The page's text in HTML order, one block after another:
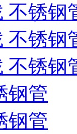
不锈钢
不锈钢
不锈钢
钢管
钢管